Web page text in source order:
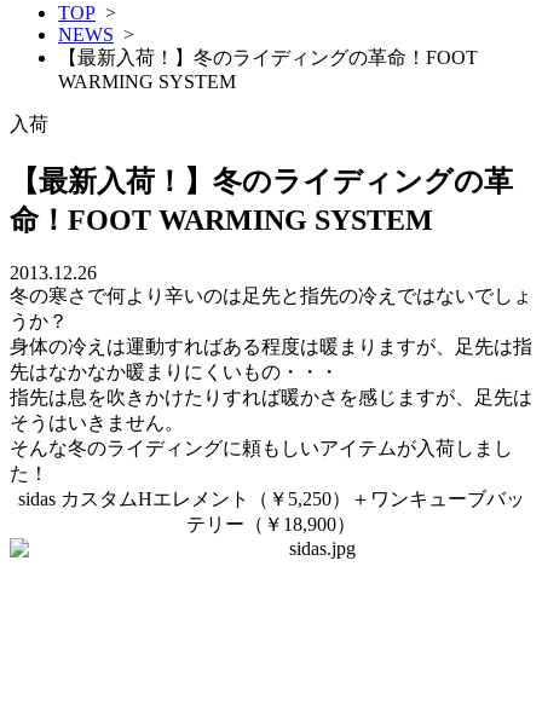
TOP >
NEWS >
【最新入荷！】冬のライディングの革命！FOOT
WARMING SYSTEM
入荷
【最新入荷！】冬のライディングの革
命！FOOT WARMING SYSTEM
2013.12.26
冬の寒さで何より辛いのは足先と指先の冷えではないでしょ
うか？
身体の冷えは運動すればある程度は暖まりますが、足先は指
先はなかなか暖まりにくいもの・・・
指先は息を吹きかけたりすれば暖かさを感じますが、足先は
そうはいきません。
そんな冬のライディングに頼もしいアイテムが入荷しまし
た！
sidas カスタムHエレメント（￥5,250）＋ワンキューブバッ
テリー（￥18,900）